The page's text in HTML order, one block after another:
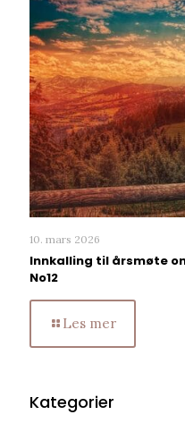
10. mars 2026
Innkalling til årsmøte
No12
Les mer
Kategorier